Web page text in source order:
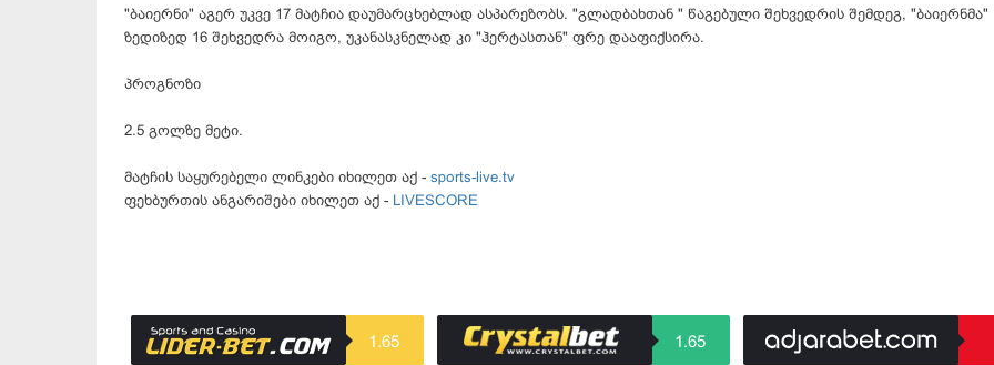
"ბაიერნი" აგერ უკვე 17 მატჩია დაუმარცხებლად ასპარეზობს. "გლადბახთან " წაგებული შეხვედრის შემდეგ, "ბაიერნმა"
ზედიზედ 16 შეხვედრა მოიგო, უკანასკნელად კი "ჰერტასთან" ფრე დააფიქსირა.
პროგნოზი
2.5 გოლზე მეტი.
მატჩის საყურებელი ლინკები იხილეთ აქ - sports-live.tv
ფეხბურთის ანგარიშები იხილეთ აქ - LIVESCORE
1.65 1.65